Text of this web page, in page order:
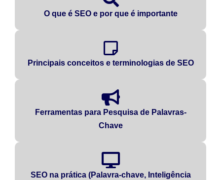
O que é SEO e por que é importante
Principais conceitos e terminologias de SEO
Ferramentas para Pesquisa de Palavras-
Chave
SEO na prática (Palavra-chave, Inteligência